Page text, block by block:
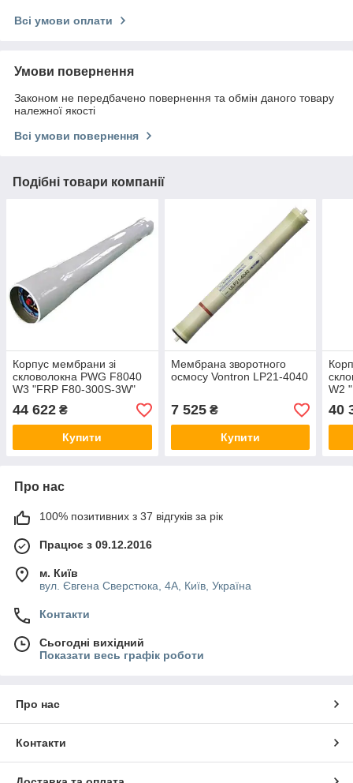
Всі умови оплати
Умови повернення
Законом не передбачено повернення та обмін даного товару
належної якості
Всі умови повернення
Подібні товари компанії
Корпус мембрани зі
скловолокна PWG F8040
W3 "FRP F80-300S-3W"
44 622 ₴
Купити
Мембрана зворотного
осмосу Vontron LP21-4040
7 525₴
Купити
W2
40
Про нас
100% позитивних з 37 відгуків за рік
Працює з 09.12.2016
м. Київ
вул. Євгена Сверстюка, 4А, Київ, Україна
Контакти
Сьогодні вихідний
Показати весь графік роботи
Про нас
Контакти